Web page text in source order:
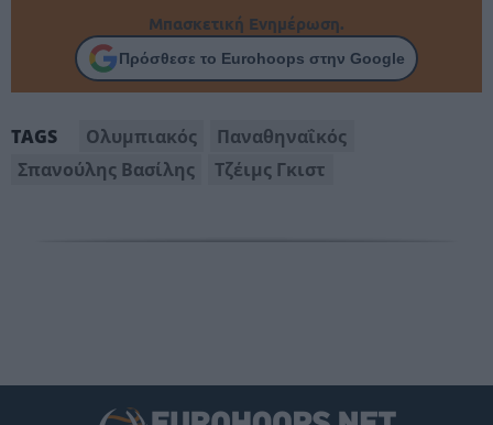
Μπασκετική Ενημέρωση.
Πρόσθεσε το Eurohoops στην Google
TAGS Ολυμπιακός
Παναθηναΐκός
Σπανούλης Βασίλης
Τζέιμς Γκιστ